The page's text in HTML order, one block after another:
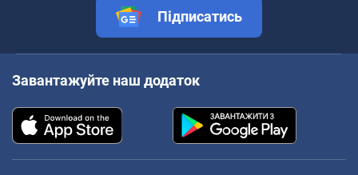
Підписатись
Завантажуйте наш додаток